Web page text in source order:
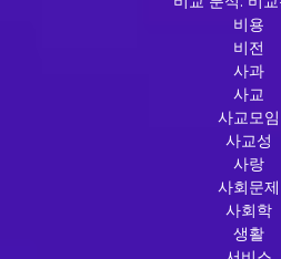
비용
비전
사과
사교
사교모임
사교성
사랑
사회문제
사회학
생활